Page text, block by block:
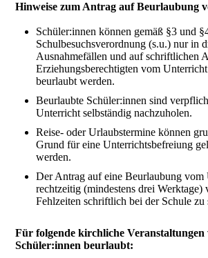
Hinweise zum Antrag auf Beurlaubung
Schüler:innen können gemäß §3 und
Schulbesuchsverordnung (s.u.) nur in
Ausnahmefällen und auf schriftlichen
Erziehungsberechtigten vom
beurlaubt werden.
Beurlaubte Schüler:innen sind
Unterricht selbständig nachzuholen.
Reise- oder Urlaubstermine können
Grund für eine Unterrichtsbefreiung
werden.
Der Antrag auf eine Beurlaubung vom
rechtzeitig (mindestens drei Werktage)
Fehlzeiten schriftlich bei der Schule zu
Für folgende kirchliche Veranstaltungen
Schüler:innen beurlaubt: